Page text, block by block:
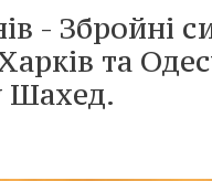
- Збройні
та
Шахед.